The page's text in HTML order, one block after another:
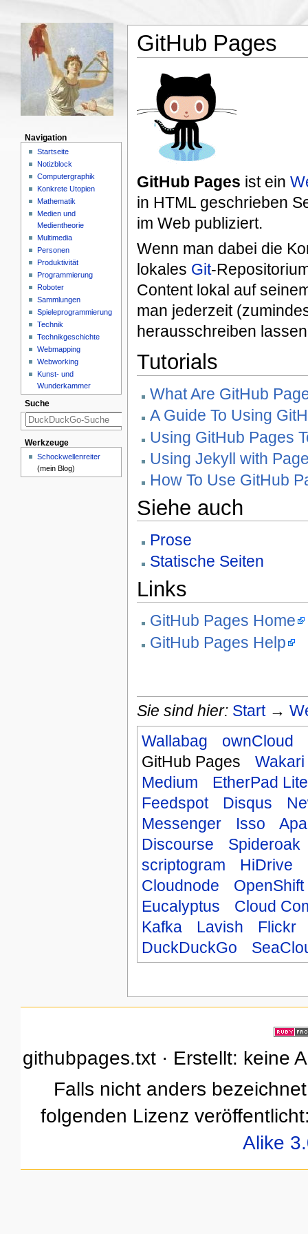
GitHub Pages
GitHub Pages ist ein
in HTML geschrieben
im Web publiziert.
Wenn man dabei die
lokales Git-
Content lokal auf
man jederzeit
herausschreiben
Tutorials
What Are GitHub
A Guide To Using
Using GitHub Pages
Using Jekyll with
How To Use GitHub
Siehe auch
Prose
Statische Seiten
Links
GitHub Pages Home
GitHub Pages Help
Sie sind hier: Start→
Wallabag
ownCloud
GitHub Pages
Wakari
Medium
EtherPad Lite
Feedspot
Disqus
Messenger
Isso
Discourse
Spideroak
scriptogram
HiDrive
Cloudnode
OpenShift
Eucalyptus
Cloud
Kafka
Lavish
Flickr
DuckDuckGo
Navigation
Startseite
Notizblock
Computergraphik
Konkrete Utopien
Mathematik
Medien und
Medientheorie
Multimedia
Personen
Produktivität
Programmierung
Roboter
Sammlungen
Spieleprogrammierung
Technik
Technikgeschichte
Webmapping
Webworking
Kunst- und
Wunderkammer
Suche
Werkzeuge
Schockwellenreiter
(mein Blog)
githubpages.txt · Erstellt: keine
Falls nicht anders
folgenden Lizenz
Alike